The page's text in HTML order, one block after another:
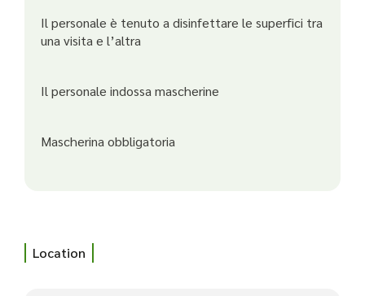
Il personale è tenuto a disinfettare le superfici tra
una visita e l’altra
Il personale indossa mascherine
Mascherina obbligatoria
Location